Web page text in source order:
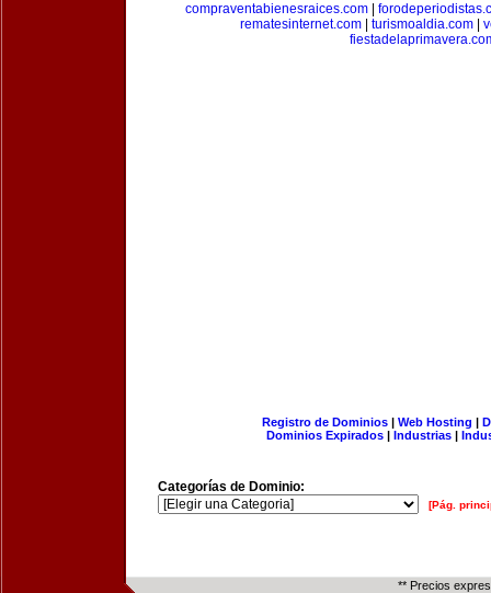
compraventabienesraices.com
rematesinternet.com| turismoaldia.com|
Registro de Dominios| Web Hosting |
Dominios Expirados | Industrias |
Categorías de Dominio:
[Pág.
** Precios